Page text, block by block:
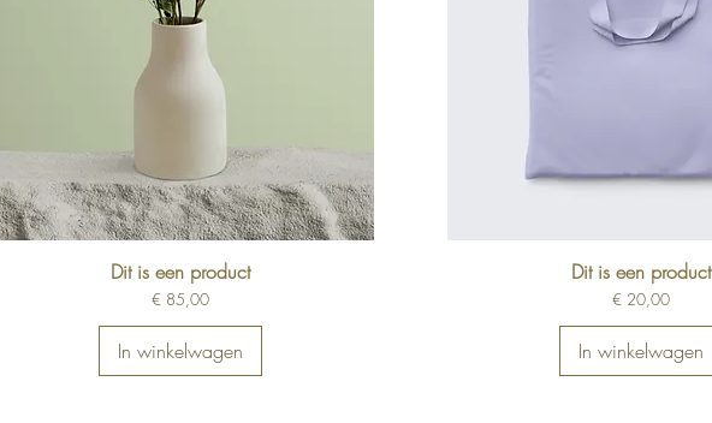
Dit is een product
Prijs
€ 85,00
In winkelwagen
Dit is een product
Prijs
€ 20,00
In winkelwagen